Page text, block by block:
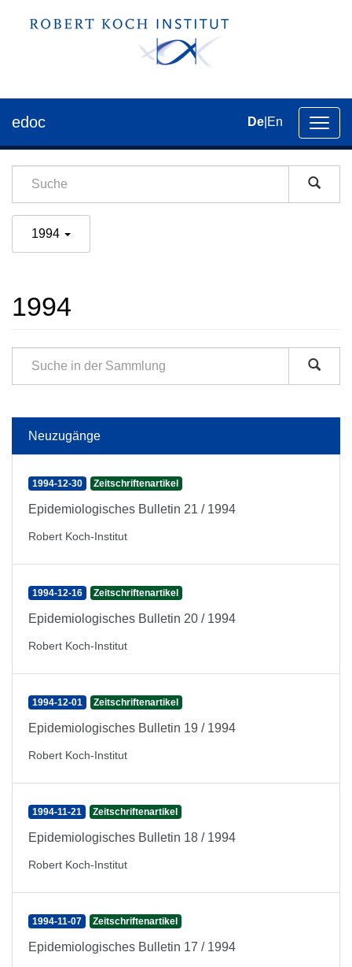
der
edoc De En
1994
1994
Neuzugänge
1994-12-30 Zeitschriftenartikel
Epidemiologisches Bulletin 21 / 1994
Robert Koch-Institut
1994-12-16 Zeitschriftenartikel
Epidemiologisches Bulletin 20 / 1994
Robert Koch-Institut
1994-12-01 Zeitschriftenartikel
Epidemiologisches Bulletin 19 / 1994
Robert Koch-Institut
1994-11-21 Zeitschriftenartikel
Epidemiologisches Bulletin 18 / 1994
Robert Koch-Institut
1994-11-07 Zeitschriftenartikel
Epidemiologisches Bulletin 17 / 1994